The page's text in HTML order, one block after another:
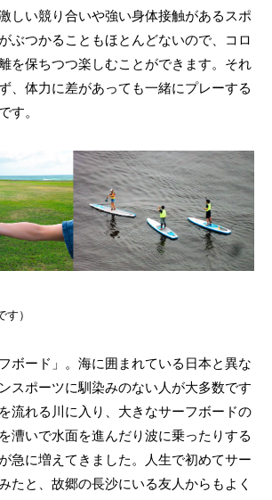
しい競り合いや強い身体接触があるスポ
ぶつかることもほとんどないので、コロ
を保ちつつ楽しむことができます。それ
、体力に差があっても一緒にプレーする
す。
）
ボード」。海に囲まれている日本と異な
スポーツに馴染みのない人が大多数です
流れる川に入り、大きなサーフボードの
漕いで水面を進んだり波に乗ったりする
急に増えてきました。人生で初めてサー
たと、故郷の長沙にいる友人からもよく